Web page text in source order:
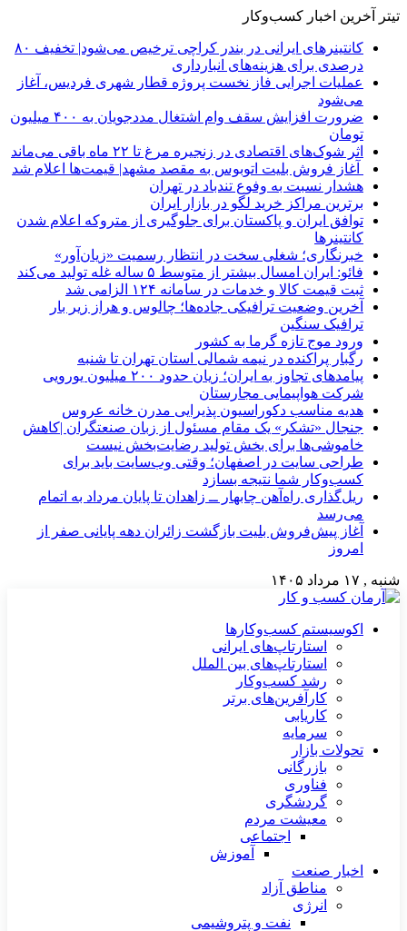
تیتر آخرین اخبار کسب‌وکار
کانتینرهای ایرانی در بندر کراچی ترخیص می‌شود| تخفیف ۸۰
درصدی برای هزینه‌های انبارداری
عملیات اجرایی فاز نخست پروژه قطار شهری فردیس، آغاز
می‌شود
ضرورت افزایش سقف وام اشتغال مددجویان به ۴۰۰ میلیون
تومان
اثر شوک‌های اقتصادی در زنجیره مرغ تا ۲۲ ماه باقی می‌ماند
آغاز فروش بلیت اتوبوس به مقصد مشهد| قیمت‌ها اعلام شد
هشدار نسبت به وفوع تندباد در تهران
برترین مراکز خرید لگو در بازار ایران
توافق ایران و پاکستان برای جلوگیری از متروکه اعلام شدن
کانتینرها
خبرنگاری؛ شغلی سخت در انتظار رسمیت «زیان‌آور»
فائو: ایران امسال بیشتر از متوسط ۵ ساله غله تولید می‌کند
ثبت قیمت کالا و خدمات در سامانه ۱۲۴ الزامی شد
آخرین وضعیت ترافیکی جاده‌ها؛ چالوس و هراز زیر بار
ترافیک سنگین
ورود موج تازه گرما به کشور
رگبار پراکنده در نیمه شمالی استان تهران تا شنبه
پیامدهای تجاوز به ایران؛ زیان حدود ۲۰۰ میلیون یورویی
شرکت هواپیمایی مجارستان
هدیه مناسب دکوراسیون پذیرایی مدرن خانه عروس
جنجال «تشکر» یک مقام مسئول از زبان صنعتگران |کاهش
خاموشی‌ها برای بخش تولید رضایت‌بخش نیست
طراحی سایت در اصفهان؛ وقتی وب‌سایت باید برای
کسب‌وکار شما نتیجه بسازد
ریل‌گذاری راه‌آهن چابهار ــ زاهدان تا پایان مرداد به اتمام
می‌رسد
آغاز پیش‌فروش بلیت بازگشت زائران دهه پایانی صفر از
امروز
شنبه , ۱۷ مرداد ۱۴۰۵
اکوسیستم کسب‌وکارها
استارتاپ‌های ایرانی
استارتاپ‌های بین الملل
رشد کسب‌وکار
کارآفرین‌های برتر
کاریابی
سرمایه
تحولات بازار
بازرگانی
فناوری
گردشگری
معیشت مردم
اجتماعی
آموزش
اخبار صنعت
مناطق آزاد
انرژی
نفت و پتروشیمی